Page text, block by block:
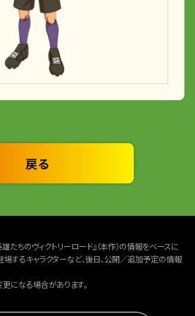
戻る
たちのヴィクトリーロード』（本作）の情報をベースに
場するキャラクターなど、後日、公開／追加予定の情報
になる場合があります。